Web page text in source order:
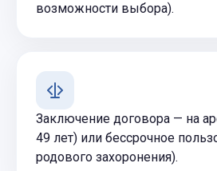
возможности выбора).
Заключение договора — на
49 лет) или бессрочное
родового захоронения).